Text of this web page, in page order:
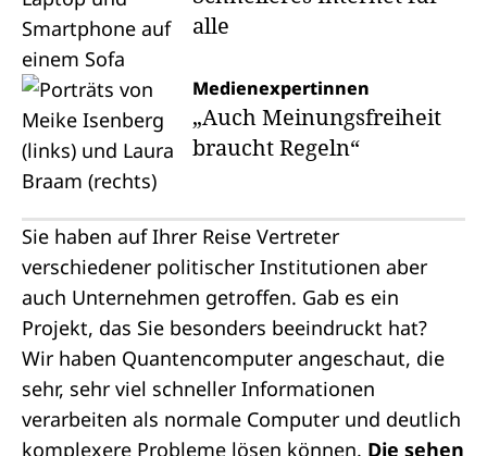
alle
Medienexpertinnen
„Auch Meinungsfreiheit
braucht Regeln“
Sie haben auf Ihrer Reise Vertreter
verschiedener politischer Institutionen aber
auch Unternehmen getroffen. Gab es ein
Projekt, das Sie besonders beeindruckt hat?
Wir haben Quantencomputer angeschaut, die
sehr, sehr viel schneller Informationen
verarbeiten als normale Computer und deutlich
komplexere Probleme lösen können. Die sehen